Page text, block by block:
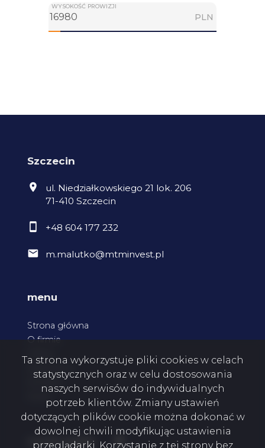
WYSOKOŚĆ PROWIZJI
PLN
Szczecin
ul. Niedziałkowskiego 21 lok. 206
71-410 Szczecin
+48 604 177 232
m.malutko@mtminvest.pl
menu
Strona główna
O firmie
Kontakt
social media Facebook
Ta strona wykorzystuje pliki cookies w celach
statystycznych oraz w celu dostosowania
naszych serwisów do indywidualnych
potrzeb klientów. Zmiany ustawień
dotyczących plików cookie można dokonać w
dowolnej chwili modyfikując ustawienia
przeglądarki. Korzystanie z tej strony bez